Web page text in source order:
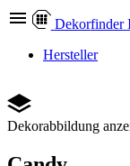
Dekorfinder
Hersteller
Dekorabbildung